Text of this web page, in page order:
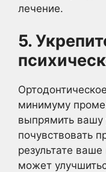
лечение.
5.
минимуму
выпрямить
почувствовать
результате
может